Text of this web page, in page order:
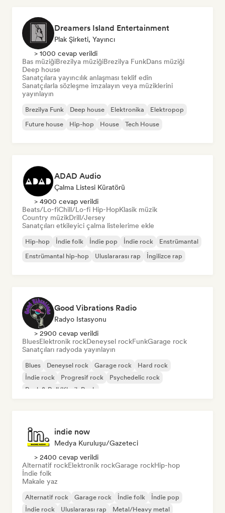
Dreamers Island Entertainment
Plak Şirketi, Yayıncı
> 1000 cevap verildi
Bas müziğiBrezilya müziğiBrezilya FunkDans müziği
Deep house
Sanatçılara yayıncılık anlaşması teklif edin
Sanatçılarla sözleşme imzalayın veya müziklerini
yayınlayın
Brezilya Funk Deep house Elektronika
Elektropop
Future house
Hip-hop House Tech House
ADAD Audio
Çalma Listesi Küratörü
> 4900 cevap verildi
Beats/Lo-fiChill/Lo-fi Hip-HopKlasik müzik
Country müzikDrill/Jersey
Sanatçıları etkileyici çalma listelerime ekle
Hip-hop İndie folk İndie pop İndie rock
Enstrümantal
Enstrümantal hip-hop
Uluslararası rap İngilizce rap
Good Vibrations Radio
Radyo Istasyonu
> 2900 cevap verildi
BluesElektronik rockDeneysel rockFunkGarage rock
Sanatçıları radyoda yayınlayın
Blues Deneysel rock Garage rock
Hard rock
İndie rock
Progresif rock
Psychedelic rock
Rock & Roll/Klasik Rock
indie now
Medya Kuruluşu/Gazeteci
> 2400 cevap verildi
Alternatif rockElektronik rockGarage rockHip-hop
İndie folk
Makale yaz
Alternatif rock Garage rock İndie folk
İndie pop
İndie rock
Uluslararası rap
Metal/Heavy metal